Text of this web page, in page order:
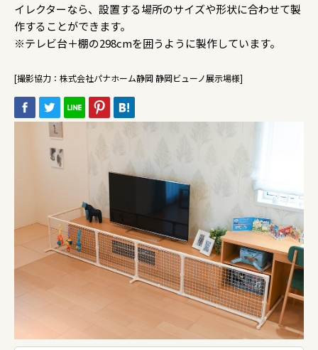
イレクターなら、設置する場所のサイズや形状に合わせて製
作することができます。
※テレビ台＋棚の298cmを囲うように製作しています。
[撮影協力：株式会社パナホーム静岡 静岡ビューノ展示場様]